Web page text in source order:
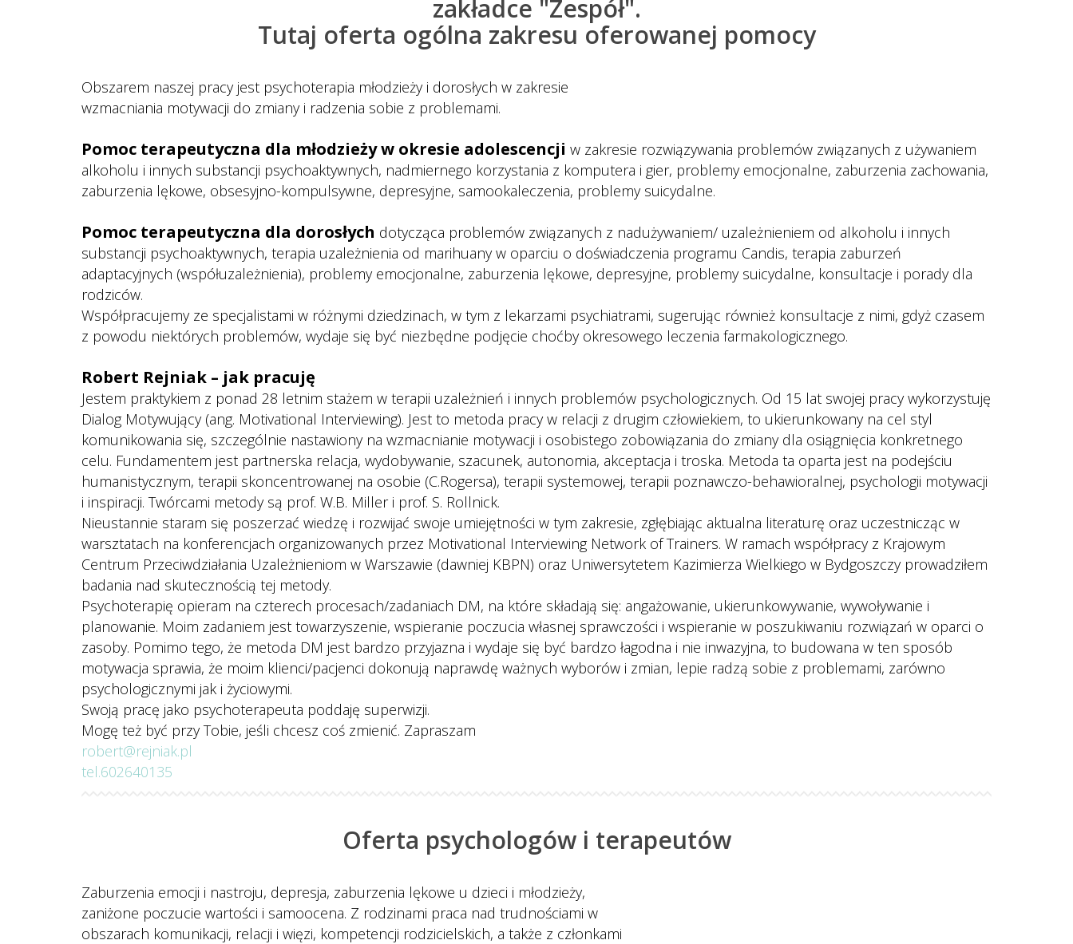
Szymon Borsich
Agnieszka Kobus-Tydryszewska
zakładce "Zespół".
Tutaj oferta ogólna zakresu oferowanej pomocy
Obszarem naszej pracy jest psychoterapia młodzieży i dorosłych w zakresie
wzmacniania motywacji do zmiany i radzenia sobie z problemami.
Pomoc terapeutyczna dla młodzieży w okresie adolescencji w zakresie rozwiązywania problemów związanych z używaniem
alkoholu i innych substancji psychoaktywnych, nadmiernego korzystania z komputera i gier, problemy emocjonalne, zaburzenia zachowania,
zaburzenia lękowe, obsesyjno-kompulsywne, depresyjne, samookaleczenia, problemy suicydalne.
Pomoc terapeutyczna dla dorosłych dotycząca problemów związanych z nadużywaniem/ uzależnieniem od alkoholu i innych
ubstancji psychoaktywnych, terapia uzależnienia od marihuany w oparciu o doświadczenia programu Candis, terapia zaburzeń
adaptacyjnych (współuzależnienia), problemy emocjonalne, zaburzenia lękowe, depresyjne, problemy suicydalne, konsultacje i porady dla
rodziców.
Współpracujemy ze specjalistami w różnymi dziedzinach, w tym z lekarzami psychiatrami, sugerując również konsultacje z nimi, gdyż czasem
z powodu niektórych problemów, wydaje się być niezbędne podjęcie choćby okresowego leczenia farmakologicznego.
Robert Rejniak – jak pracuję
Jestem praktykiem z ponad 28 letnim stażem w terapii uzależnień i innych problemów psychologicznych. Od 15 lat swojej pracy wykorzystuję
Dialog Motywujący (ang. Motivational Interviewing). Jest to metoda pracy w relacji z drugim człowiekiem, to ukierunkowany na cel styl
komunikowania się, szczególnie nastawiony na wzmacnianie motywacji i osobistego zobowiązania do zmiany dla osiągnięcia konkretnego
celu. Fundamentem jest partnerska relacja, wydobywanie, szacunek, autonomia, akceptacja i troska. Metoda ta oparta jest na podejściu
humanistycznym, terapii skoncentrowanej na osobie (C.Rogersa), terapii systemowej, terapii poznawczo-behawioralnej, psychologii motywacji
i inspiracji. Twórcami metody są prof. W.B. Miller i prof. S. Rollnick.
Nieustannie staram się poszerzać wiedzę i rozwijać swoje umiejętności w tym zakresie, zgłębiając aktualna literaturę oraz uczestnicząc w
warsztatach na konferencjach organizowanych przez Motivational Interviewing Network of Trainers. W ramach współpracy z Krajowym
Centrum Przeciwdziałania Uzależnieniom w Warszawie (dawniej KBPN) oraz Uniwersytetem Kazimierza Wielkiego w Bydgoszczy prowadziłem
badania nad skutecznością tej metody.
Psychoterapię opieram na czterech procesach/zadaniach DM, na które składają się: angażowanie, ukierunkowywanie, wywoływanie i
planowanie. Moim zadaniem jest towarzyszenie, wspieranie poczucia własnej sprawczości i wspieranie w poszukiwaniu rozwiązań w oparci o
zasoby. Pomimo tego, że metoda DM jest bardzo przyjazna i wydaje się być bardzo łagodna i nie inwazyjna, to budowana w ten sposób
motywacja sprawia, że moim klienci/pacjenci dokonują naprawdę ważnych wyborów i zmian, lepie radzą sobie z problemami, zarówno
psychologicznymi jak i życiowymi.
Swoją pracę jako psychoterapeuta poddaję superwizji.
Mogę też być przy Tobie, jeśli chcesz coś zmienić. Zapraszam
robert@rejniak.pl
tel.602640135
Oferta psychologów i terapeutów
Zaburzenia emocji i nastroju, depresja, zaburzenia lękowe u dzieci i młodzieży,
zaniżone poczucie wartości i samoocena. Z rodzinami praca nad trudnościami w
obszarach komunikacji, relacji i więzi, kompetencji rodzicielskich, a także z członkami